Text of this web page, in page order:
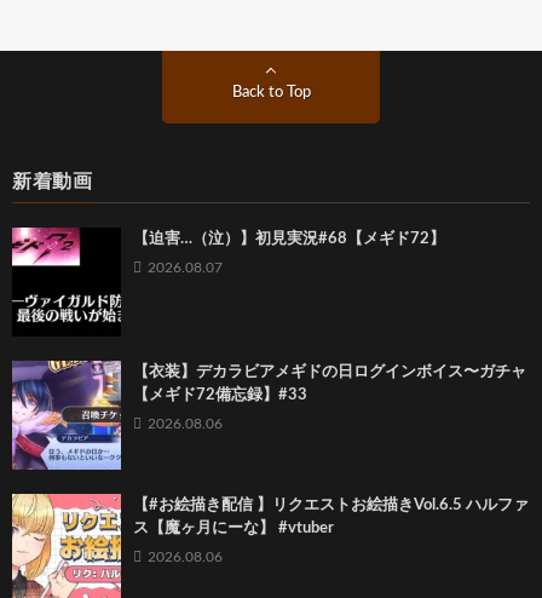
Back to Top
新着動画
【迫害…（泣）】初見実況#68【メギド72】
2026.08.07
【衣装】デカラビアメギドの日ログインボイス〜ガチャ
【メギド72備忘録】#33
2026.08.06
【#お絵描き配信 】リクエストお絵描きVol.6.5 ハルファ
ス【魔ヶ月にーな】 #vtuber
2026.08.06